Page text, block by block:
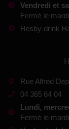
Vendredi et
Fermé le
Hesby-drink
Rue Alfred
04 365 64 04
Lundi,
Fermé le